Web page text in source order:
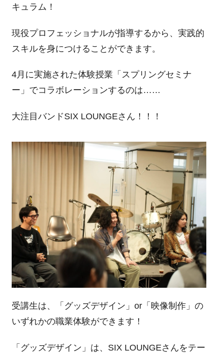
キュラム！
現役プロフェッショナルが指導するから、実践的
スキルを身につけることができます。
4月に実施された体験授業 「スプリングセミナ
ー」でコラボレーションするのは……
大注目バンドSIX LOUNGEさん！！！
受講生は、「グッズデザイン」or「映像制作」の
いずれかの職業体験ができます！
「グッズデザイン」は、SIX LOUNGEさんをテー